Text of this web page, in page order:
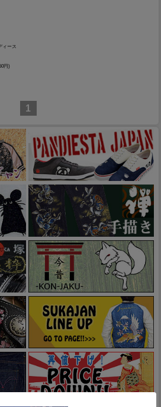
ィース
円)
1